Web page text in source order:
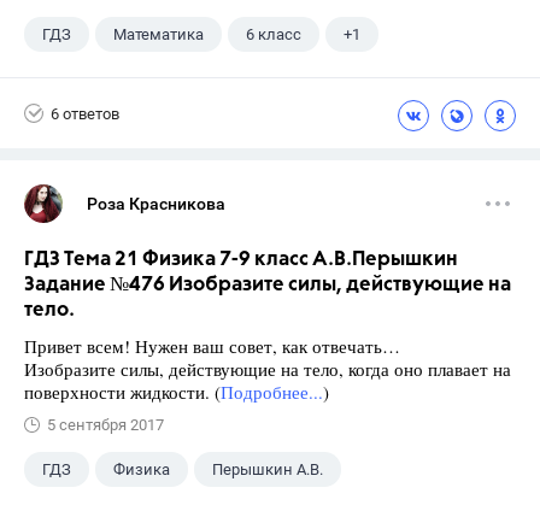
ГДЗ Математика 6 класс +1
6 ответов
Роза Красникова
ГДЗ Тема 21 Физика 7-9 класс А.В.Перышкин
Задание №476 Изобразите силы, действующие на
тело.
Привет всем! Нужен ваш совет, как отвечать…
Изобразите силы, действующие на тело, когда оно плавает на
поверхности жидкости. (Подробнее...)
5 сентября 2017
ГДЗ Физика Перышкин А.В.